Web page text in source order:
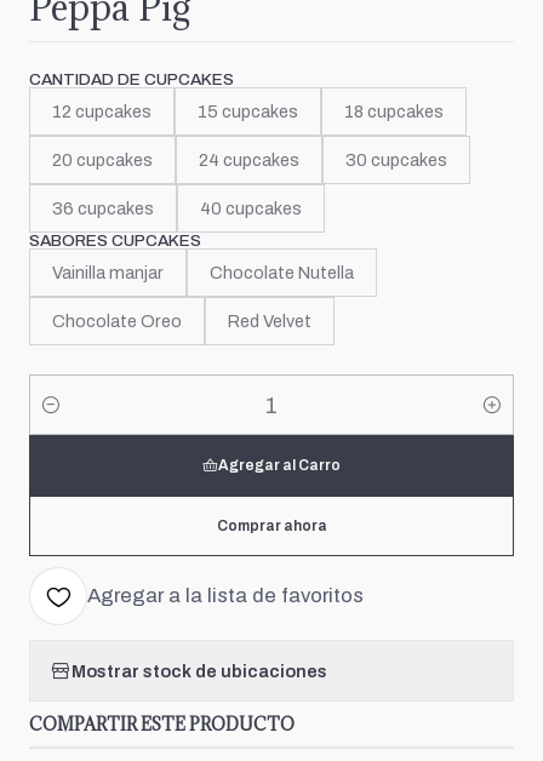
CANTIDAD DE CUPCAKES
12 cupcakes 15 cupcakes 18 cupcakes
20 cupcakes 24 cupcakes 30 cupcakes
36 cupcakes 40 cupcakes
SABORES CUPCAKES
Vainilla manjar Chocolate Nutella
Chocolate Oreo Red Velvet
Cantidad
Agregar al Carro
Comprar ahora
Agregar a la lista de favoritos
Mostrar stock de ubicaciones
COMPARTIR ESTE PRODUCTO